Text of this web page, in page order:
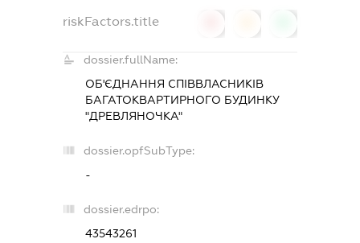
riskFactors.title
dossier.fullName:
ОБ'ЄДНАННЯ СПІВВЛАСНИКІВ
БАГАТОКВАРТИРНОГО БУДИНКУ
"ДРЕВЛЯНОЧКА"
dossier.opfSubType:
-
dossier.edrpo:
43543261